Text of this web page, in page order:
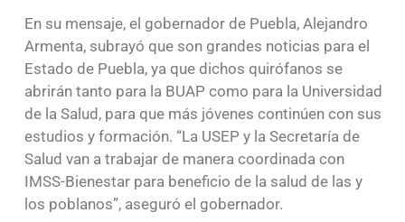
En su mensaje, el gobernador de Puebla, Alejandro
Armenta, subrayó que son grandes noticias para el
Estado de Puebla, ya que dichos quirófanos se
abrirán tanto para la BUAP como para la Universidad
de la Salud, para que más jóvenes continúen con sus
estudios y formación. “La USEP y la Secretaría de
Salud van a trabajar de manera coordinada con
IMSS-Bienestar para beneficio de la salud de las y
los poblanos”, aseguró el gobernador.